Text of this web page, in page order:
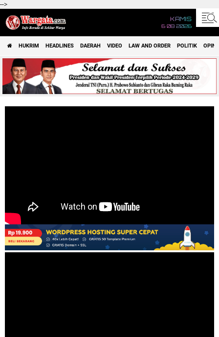
-->
KAMIS
6 08 2026
HUKRIM HEADLINES DAERAH VIDEO LAW AND ORDER POLITIK OPINI